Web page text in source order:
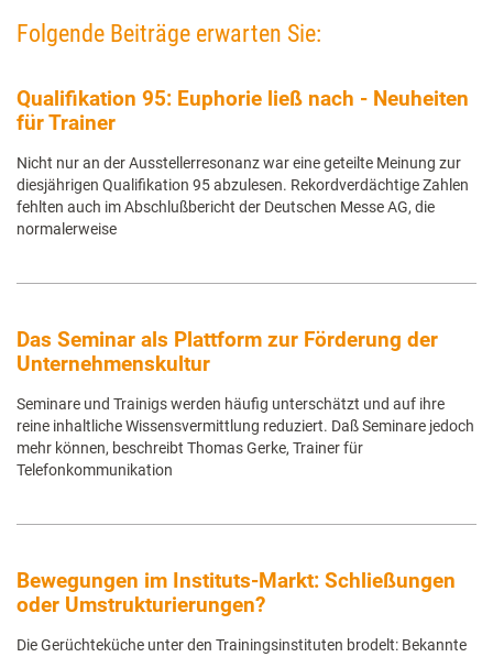
Folgende Beiträge erwarten Sie:
Qualifikation 95: Euphorie ließ nach - Neuheiten
für Trainer
Nicht nur an der Ausstellerresonanz war eine geteilte Meinung zur
diesjährigen Qualifikation 95 abzulesen. Rekordverdächtige Zahlen
fehlten auch im Abschlußbericht der Deutschen Messe AG, die
normalerweise
Das Seminar als Plattform zur Förderung der
Unternehmenskultur
Seminare und Trainigs werden häufig unterschätzt und auf ihre
reine inhaltliche Wissensvermittlung reduziert. Daß Seminare jedoch
mehr können, beschreibt Thomas Gerke, Trainer für
Telefonkommunikation
Bewegungen im Instituts-Markt: Schließungen
oder Umstrukturierungen?
Die Gerüchteküche unter den Trainingsinstituten brodelt: Bekannte